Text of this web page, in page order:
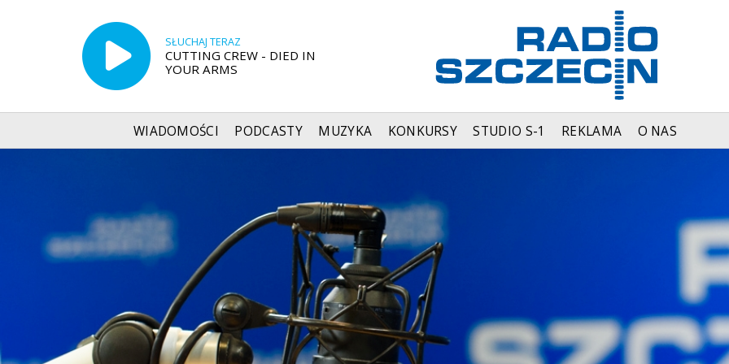
SŁUCHAJ TERAZ
CUTTING CREW - DIED IN
YOUR ARMS
WIADOMOŚCI PODCASTY MUZYKA KONKURSY STUDIO S-1 REKLAMA O NAS